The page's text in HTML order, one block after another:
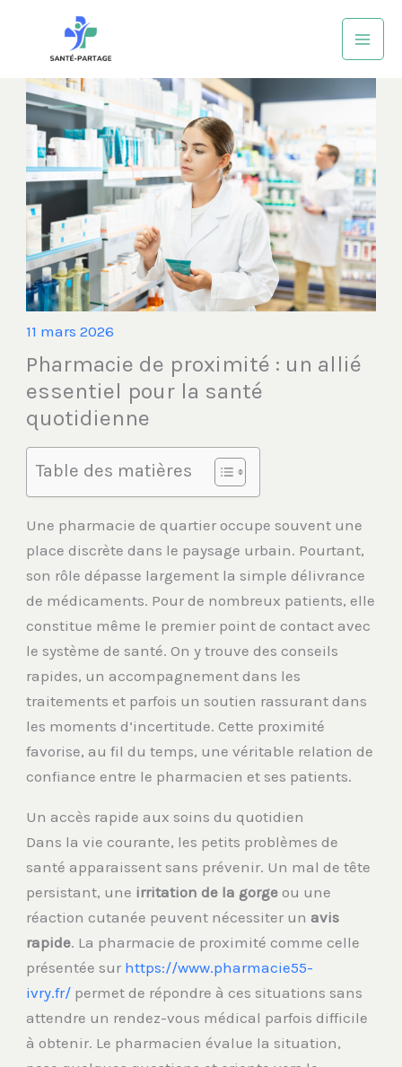
contenu
11 mars 2026
Pharmacie de proximité : un allié
essentiel pour la santé
quotidienne
Table des matières
Une pharmacie de quartier occupe souvent une
place discrète dans le paysage urbain. Pourtant,
son rôle dépasse largement la simple délivrance
de médicaments. Pour de nombreux patients, elle
constitue même le premier point de contact avec
le système de santé. On y trouve des conseils
rapides, un accompagnement dans les
traitements et parfois un soutien rassurant dans
les moments d’incertitude. Cette proximité
favorise, au fil du temps, une véritable relation de
confiance entre le pharmacien et ses patients.
Un accès rapide aux soins du quotidien
Dans la vie courante, les petits problèmes de
santé apparaissent sans prévenir. Un mal de tête
persistant, une irritation de la gorge ou une
réaction cutanée peuvent nécessiter unavis
rapide. La pharmacie de proximité comme celle
présentée sur https://www.pharmacie55-
ivry.fr/ permet de répondre à ces situations sans
attendre un rendez-vous médical parfois difficile
à obtenir. Le pharmacien évalue la situation,